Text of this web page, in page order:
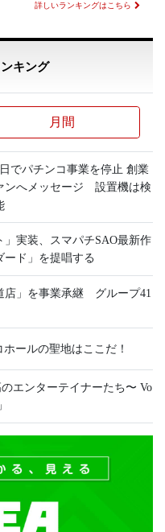
詳しいランキングはこちら
キング
月間
でパチンコ事業を停止 創業
ンへメッセージ 設置機は検
実装、スマパチSAO最新作
ード」を提唱する
店」を事業承継 グループ41
ールの聖地はここだ！
エンターテイナーたち〜 Vo